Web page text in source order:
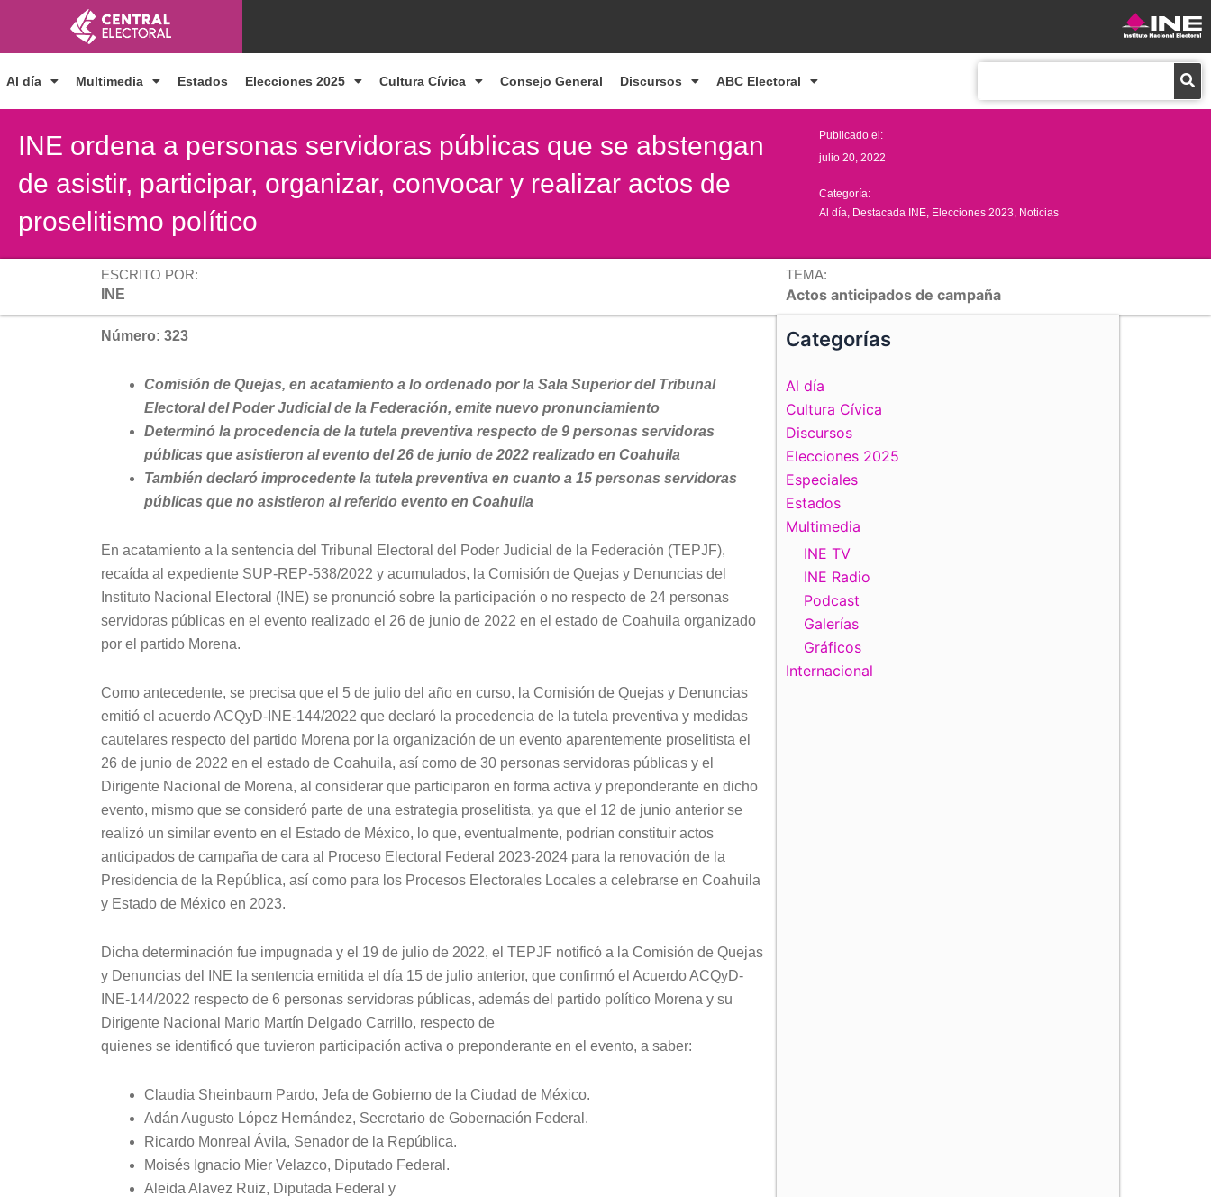
contenido
Al día Multimedia Estados Elecciones 2025 Cultura Cívica Consejo General Discursos ABC Electoral
INE ordena a personas servidoras públicas que se abstengan
de asistir, participar, organizar, convocar y realizar actos de
proselitismo político
Publicado el:
julio 20, 2022
Categoría:
Al día Destacada INE Elecciones 2023 Noticias
ESCRITO POR:
INE
TEMA:
Actos anticipados de campaña
Número: 323
Comisión de Quejas, en acatamiento a lo ordenado por la Sala Superior del Tribunal
Electoral del Poder Judicial de la Federación, emite nuevo pronunciamiento
Determinó la procedencia de la tutela preventiva respecto de 9 personas servidoras
públicas que asistieron al evento del 26 de junio de 2022 realizado en Coahuila
También declaró improcedente la tutela preventiva en cuanto a 15 personas servidoras
públicas que no asistieron al referido evento en Coahuila
En acatamiento a la sentencia del Tribunal Electoral del Poder Judicial de la Federación (TEPJF),
recaída al expediente SUP-REP-538/2022 y acumulados, la Comisión de Quejas y Denuncias del
Instituto Nacional Electoral (INE) se pronunció sobre la participación o no respecto de 24 personas
servidoras públicas en el evento realizado el 26 de junio de 2022 en el estado de Coahuila organizado
por el partido Morena.
Como antecedente, se precisa que el 5 de julio del año en curso, la Comisión de Quejas y Denuncias
emitió el acuerdo ACQyD-INE-144/2022 que declaró la procedencia de la tutela preventiva y medidas
cautelares respecto del partido Morena por la organización de un evento aparentemente proselitista el
26 de junio de 2022 en el estado de Coahuila, así como de 30 personas servidoras públicas y el
Dirigente Nacional de Morena, al considerar que participaron en forma activa y preponderante en dicho
evento, mismo que se consideró parte de una estrategia proselitista, ya que el 12 de junio anterior se
realizó un similar evento en el Estado de México, lo que, eventualmente, podrían constituir actos
anticipados de campaña de cara al Proceso Electoral Federal 2023-2024 para la renovación de la
Presidencia de la República, así como para los Procesos Electorales Locales a celebrarse en Coahuila
y Estado de México en 2023.
Dicha determinación fue impugnada y el 19 de julio de 2022, el TEPJF notificó a la Comisión de Quejas
y Denuncias del INE la sentencia emitida el día 15 de julio anterior, que confirmó el Acuerdo ACQyD-
INE-144/2022 respecto de 6 personas servidoras públicas, además del partido político Morena y su
Dirigente Nacional Mario Martín Delgado Carrillo, respecto de
quienes se identificó que tuvieron participación activa o preponderante en el evento, a saber:
Claudia Sheinbaum Pardo, Jefa de Gobierno de la Ciudad de México.
Adán Augusto López Hernández, Secretario de Gobernación Federal.
Ricardo Monreal Ávila, Senador de la República.
Moisés Ignacio Mier Velazco, Diputado Federal.
Aleida Alavez Ruiz, Diputada Federal y
Categorías
Al día
Cultura Cívica
Discursos
Elecciones 2025
Especiales
Estados
Multimedia
INE TV
INE Radio
Podcast
Galerías
Gráficos
Internacional